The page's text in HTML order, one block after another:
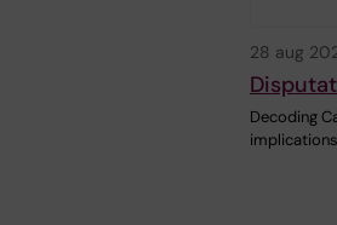
28 aug
Decoding